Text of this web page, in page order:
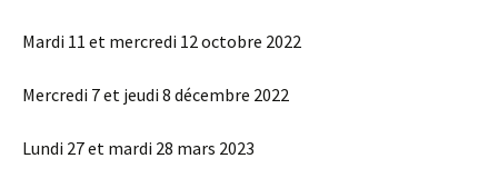
Mardi 11 et mercredi 12 octobre 2022
Mercredi 7 et jeudi 8 décembre 2022
Lundi 27 et mardi 28 mars 2023